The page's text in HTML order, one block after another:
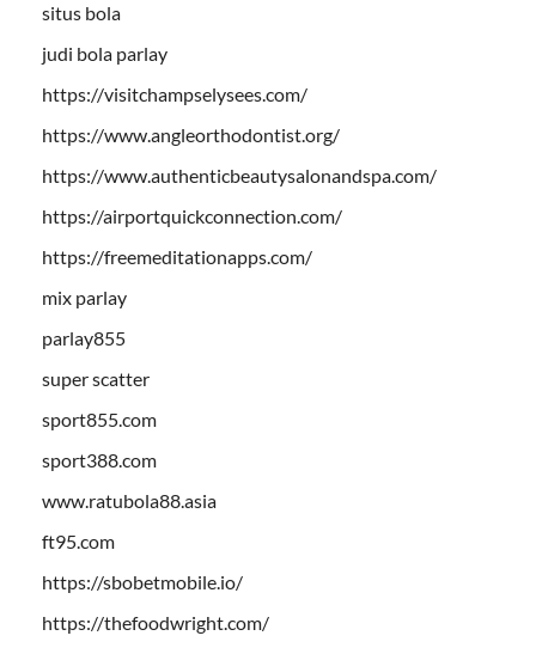
situs bola
judi bola parlay
https://visitchampselysees.com/
https://www.angleorthodontist.org/
https://www.authenticbeautysalonandspa.com/
https://airportquickconnection.com/
https://freemeditationapps.com/
mix parlay
parlay855
super scatter
sport855.com
sport388.com
www.ratubola88.asia
ft95.com
https://sbobetmobile.io/
https://thefoodwright.com/